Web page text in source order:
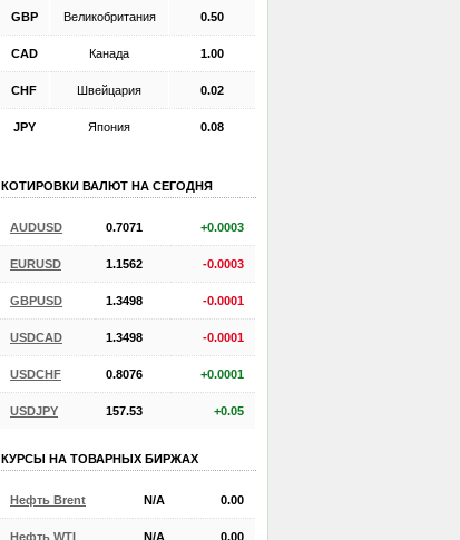
GBP Великобритания 0.50
CAD Канада 1.00
CHF Швейцария 0.02
JPY Япония 0.08
КОТИРОВКИ ВАЛЮТ НА СЕГОДНЯ
AUDUSD 0.7071 +0.0003
EURUSD 1.1562 -0.0003
GBPUSD 1.3498 -0.0001
USDCAD 1.3498 -0.0001
USDCHF 0.8076 +0.0001
USDJPY 157.53 +0.05
КУРСЫ НА ТОВАРНЫХ БИРЖАХ
Нефть Brent N/A 0.00
Нефть WTI N/A 0.00